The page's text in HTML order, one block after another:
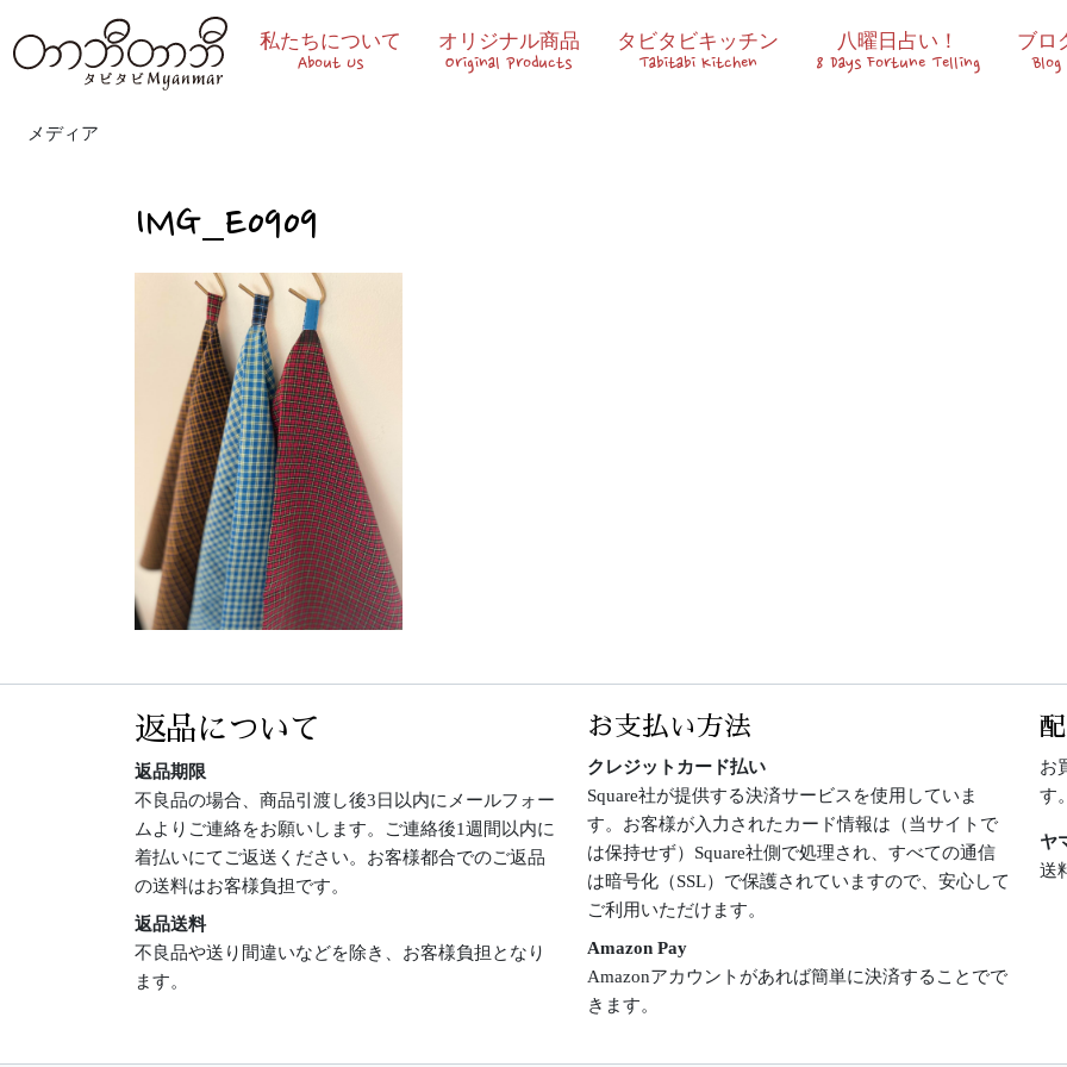
私たちについて
About Us
オリジナル商品
Original Products
タビタビキッチン
Tabitabi Kitchen
八曜日占い！
8 Days Fortune Telling
ブロ
Blog
メディア
IMG_E0909
返品について
返品期限
不良品の場合、商品引渡し後3日以内にメールフォー
ムよりご連絡をお願いします。ご連絡後1週間以内に
着払いにてご返送ください。お客様都合でのご返品
の送料はお客様負担です。
返品送料
不良品や送り間違いなどを除き、お客様負担となり
ます。
お支払い方法
クレジットカード払い
Square社が提供する決済サービスを使用していま
す。お客様が入力されたカード情報は（当サイトで
は保持せず）Square社側で処理され、すべての通信
は暗号化（SSL）で保護されていますので、安心して
ご利用いただけます。
Amazon Pay
Amazonアカウントがあれば簡単に決済することでで
きます。
お
す
ヤ
送